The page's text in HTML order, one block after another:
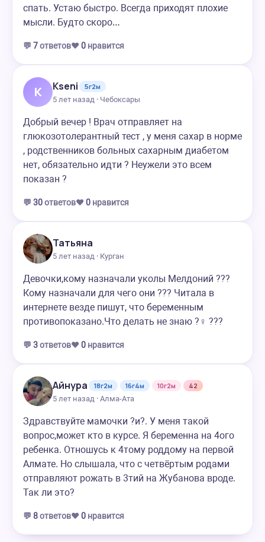
спать. Устаю быстро. Всегда приходят плохие
мысли. Будто скоро…
💬 7ответов❤️ 0 нравится
K Kseni
5г2м
5 лет назад · Чебоксары
Добрый вечер ! Врач отправляет на
глюкозотолерантный тест , у меня сахар в норме
, родственников больных сахарным диабетом
нет, обязательно идти ? Неужели это всем
показан ?
💬 30ответов❤️ 0 нравится
Татьяна
5 лет назад · Курган
Девочки,кому назначали уколы Мелдоний ???
Кому назначали для чего они ??? Читала в
интернете везде пишут, что беременным
противопоказано.Что делать не знаю ?‍♀️ ???
💬 3ответов❤️ 0 нравится
Айнура 18г2м 16г4м 10г2м
42
5 лет назад · Алма-Ата
Здравствуйте мамочки ?и?. У меня такой
вопрос,может кто в курсе. Я беременна на 4ого
ребенка. Отношусь к 4тому роддому на первой
Алмате. Но слышала, что с четвёртым родами
отправляют рожать в 3тий на Жубанова вроде.
Так ли это?
💬 8ответов❤️ 0 нравится